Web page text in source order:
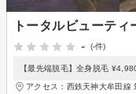
トータルビューテ
-
(-件)
【最先端脱毛】全身脱毛
アクセス：西鉄天神大牟田線